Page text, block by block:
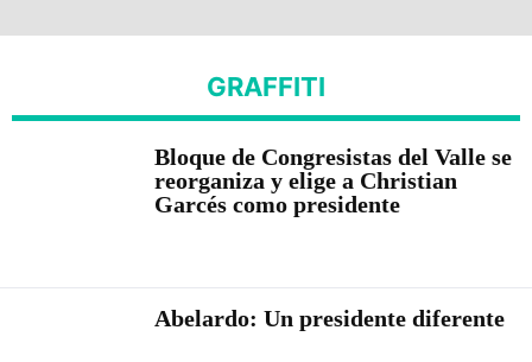
GRAFFITI
Bloque de Congresistas del Valle se
reorganiza y elige a Christian
Garcés como presidente
Abelardo: Un presidente diferente